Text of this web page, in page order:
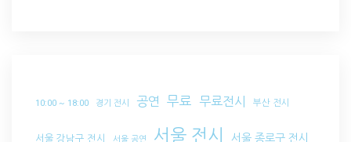
10:00 ~ 18:00 경기 전시 공연 무료 무료전시 부산 전시
서울 강남구 전시 서울 공연 서울 전시 서울 종로구 전시